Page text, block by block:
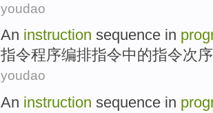
youdao
An instruction sequence in
指令程序编排指令中的指令次序
youdao
An instruction sequence in